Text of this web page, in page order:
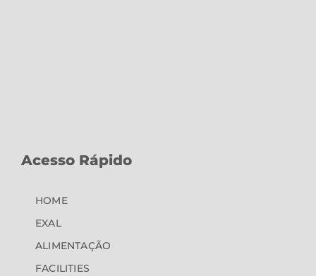
Acesso Rápido
HOME
EXAL
ALIMENTAÇÃO
FACILITIES